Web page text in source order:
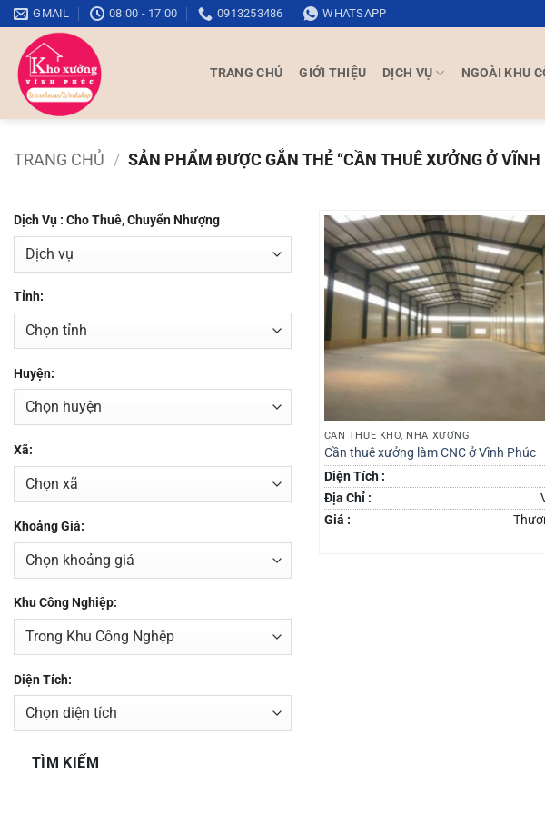
Bỏ
qua
dung
GMAIL 08:00 - 17:00 0913253486 WHATSAPP
TRANG CHỦ GIỚI THIỆU DỊCH VỤ NGOÀI KHU
TRANG CHỦ / SẢN PHẨM ĐƯỢC GẮN THẺ “CẦN THUÊ XƯỞNG Ở VĨNH
Dịch Vụ : Cho Thuê, Chuyển Nhượng
Tỉnh:
Huyện:
Xã:
Khoảng Giá:
Khu Công Nghiệp:
Diện Tích:
TÌM KIẾM
CẦN THUÊ KHO, NHÀ XƯỞNG
Cần thuê xưởng làm CNC ở Vĩnh Phúc
Diện Tích :
Địa Chỉ :
Giá :